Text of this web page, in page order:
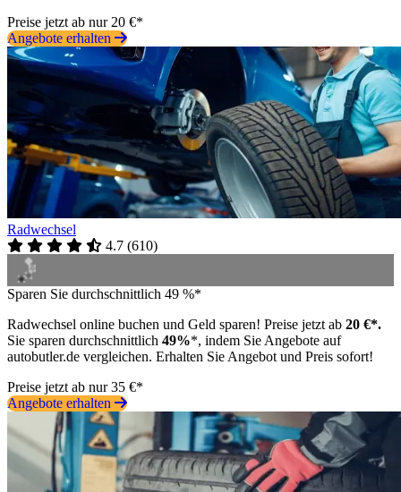
Preise jetzt ab nur 20 €*
Angebote erhalten
Radwechsel
4.7 (610)
Sparen Sie durchschnittlich 49 %*
Radwechsel online buchen und Geld sparen! Preise jetzt ab 20 €*.
Sie sparen durchschnittlich 49%*, indem Sie Angebote auf
autobutler.de vergleichen. Erhalten Sie Angebot und Preis sofort!
Preise jetzt ab nur 35 €*
Angebote erhalten